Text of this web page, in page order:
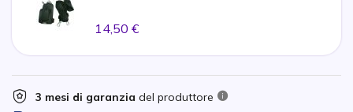
14,50 €
3 mesi di garanzia del produttore